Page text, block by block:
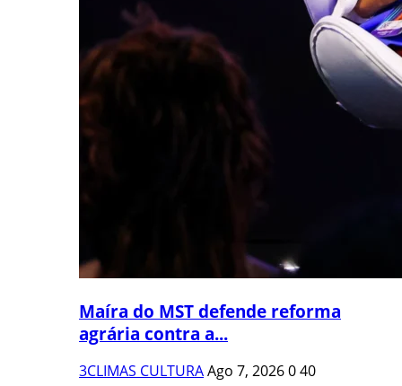
Maíra do MST defende reforma
agrária contra a...
3CLIMAS CULTURAAgo 7, 2026040